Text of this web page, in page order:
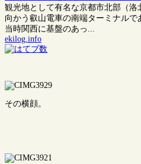
観光地として有名な京都市北部（
向かう叡山電車の南端ターミナルで
当時関西に基盤のあっ...
ekilog.info
その横顔。